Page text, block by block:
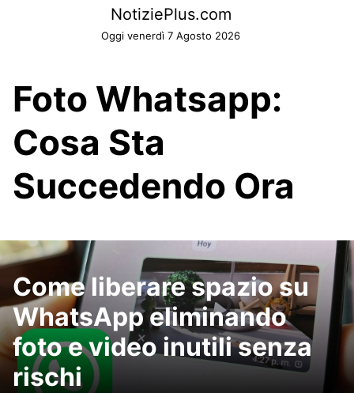
NotiziePlus.com
Oggi venerdì 7 Agosto 2026
Foto Whatsapp:
Cosa Sta
Succedendo Ora
Come liberare spazio su
WhatsApp eliminando
foto e video inutili senza
rischi